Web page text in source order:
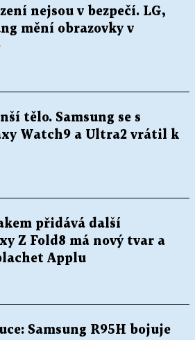
nejsou v bezpečí. LG,
mění obrazovky v
tělo. Samsung se s
Watch9 a Ultra2 vrátil k
přidává další
Z Fold8 má nový tvar a
Applu
Samsung R95H bojuje